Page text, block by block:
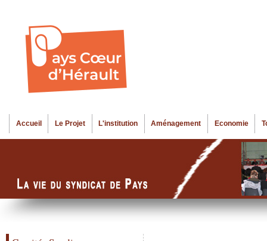
Menu principal
Accueil Le Projet L'institution Aménagement Economie